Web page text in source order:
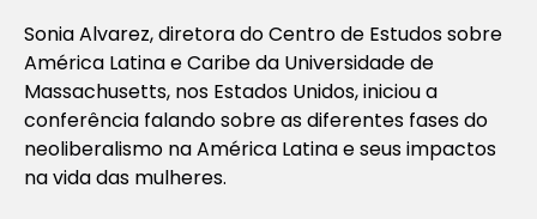
Sonia Alvarez, diretora do Centro de Estudos sobre
América Latina e Caribe da Universidade de
Massachusetts, nos Estados Unidos, iniciou a
conferência falando sobre as diferentes fases do
neoliberalismo na América Latina e seus impactos
na vida das mulheres.